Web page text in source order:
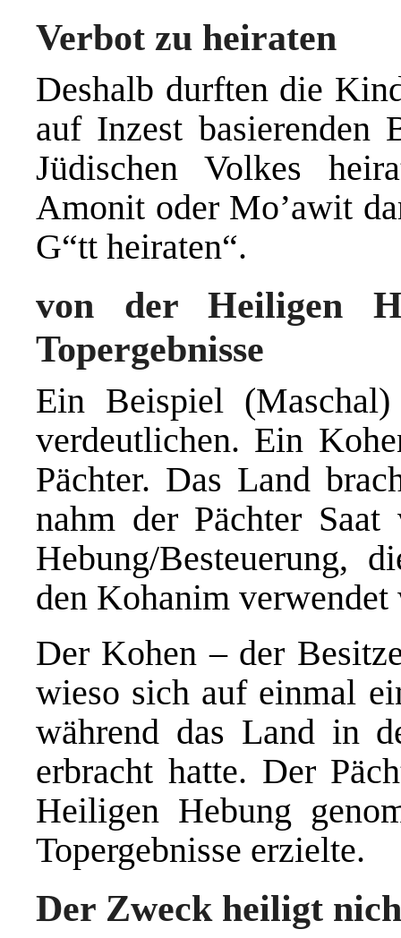
Verbot zu heiraten
Deshalb durften die
auf Inzest basierenden
Jüdischen Volkes
Amonit oder Mo’awit
G“tt heiraten“.
von der Heiligen
Topergebnisse
Ein Beispiel
verdeutlichen. Ein
Pächter. Das Land
nahm der Pächter
Hebung/Besteuerung,
den Kohanim verwendet
Der Kohen – der
wieso sich auf einmal
während das Land in
erbracht hatte. Der
Heiligen Hebung
Topergebnisse erzielte.
Der Zweck heiligt